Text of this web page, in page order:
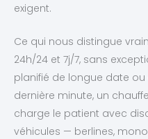
exigent.
Ce qui nous distingue
24h/24 et 7j/7, sans
planifié de longue date ou
dernière minute, un
charge le patient avec
véhicules — berlines,